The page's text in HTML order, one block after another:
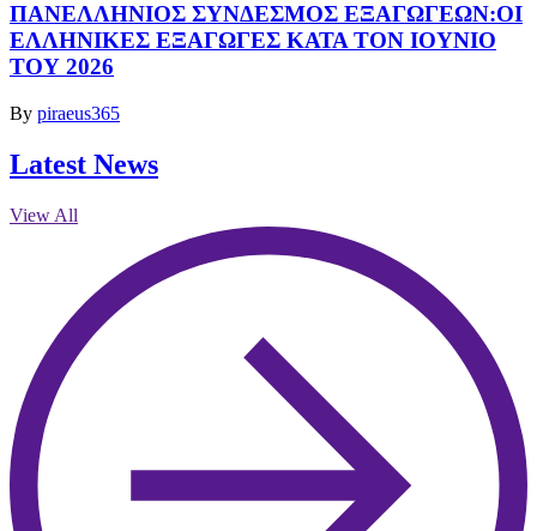
ΠΑΝΕΛΛΗΝΙΟΣ ΣΥΝΔΕΣΜΟΣ ΕΞΑΓΩΓΕΩΝ:ΟΙ
ΕΛΛΗΝΙΚΕΣ ΕΞΑΓΩΓΕΣ ΚΑΤΑ ΤΟΝ ΙΟΥΝΙΟ
ΤΟΥ 2026
By piraeus365
Latest News
View All